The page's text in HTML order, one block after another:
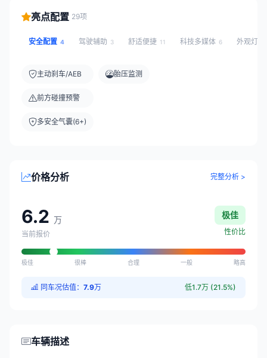
亮点配置 29项
安全配置 4 驾驶辅助 3 舒适便捷 11 科技多媒体 6 外观灯光
主动刹车/AEB
前方碰撞预警
多安全气囊(6+)
胎压监测
价格分析 完整分析 >
6.2 万
当前报价
极佳
性价比
极佳 很棒 合理 一般 略高
同车况估值： 7.9万 低1.7万 (21.5%)
车辆描述